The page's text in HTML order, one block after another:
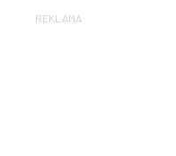
REKLAMA